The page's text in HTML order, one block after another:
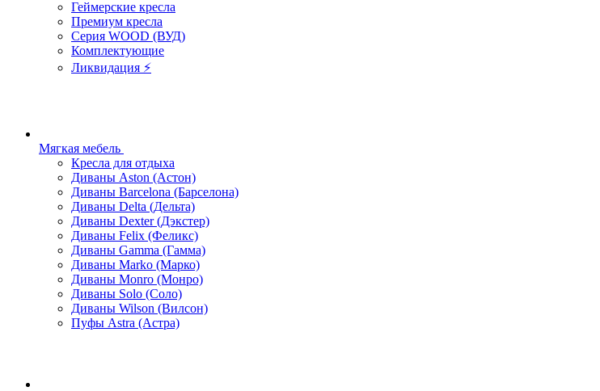
Геймерские кресла
Премиум кресла
Серия WOOD (ВУД)
Комплектующие
Ликвидация ⚡
Мягкая мебель
Кресла для отдыха
Диваны Aston (Астон)
Диваны Barcelona (Барселона)
Диваны Delta (Дельта)
Диваны Dexter (Дэкстер)
Диваны Felix (Феликс)
Диваны Gamma (Гамма)
Диваны Marko (Марко)
Диваны Monro (Монро)
Диваны Solo (Соло)
Диваны Wilson (Вилсон)
Пуфы Astra (Астра)